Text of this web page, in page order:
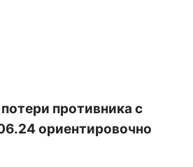
противника с
ориентировочно